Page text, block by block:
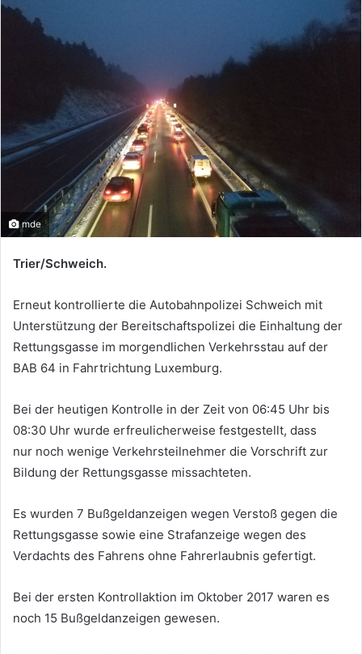
mde
Trier/Schweich.
Erneut kontrollierte die Autobahnpolizei Schweich mit
Unterstützung der Bereitschaftspolizei die Einhaltung der
Rettungsgasse im morgendlichen Verkehrsstau auf der
BAB 64 in Fahrtrichtung Luxemburg.
Bei der heutigen Kontrolle in der Zeit von 06:45 Uhr bis
08:30 Uhr wurde erfreulicherweise festgestellt, dass
nur noch wenige Verkehrsteilnehmer die Vorschrift zur
Bildung der Rettungsgasse missachteten.
Es wurden 7 Bußgeldanzeigen wegen Verstoß gegen die
Rettungsgasse sowie eine Strafanzeige wegen des
Verdachts des Fahrens ohne Fahrerlaubnis gefertigt.
Bei der ersten Kontrollaktion im Oktober 2017 waren es
noch 15 Bußgeldanzeigen gewesen.